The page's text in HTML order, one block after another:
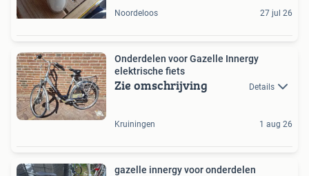
Noordeloos 27 jul 26
Onderdelen voor Gazelle Innergy
elektrische fiets
Zie omschrijving Details
Kruiningen 1 aug 26
gazelle innergy voor onderdelen